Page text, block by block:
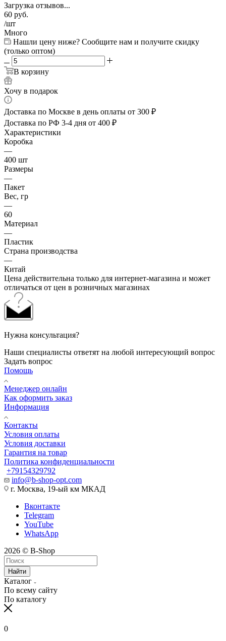
Загрузка отзывов...
60 руб.
/шт
Много
Нашли цену ниже? Сообщите нам и получите скидку
(только оптом)
В корзину
Хочу в подарок
Доставка по Москве в день оплаты от 300 ₽
Доставка по РФ 3-4 дня от 400 ₽
Характеристики
Коробка
—
400 шт
Размеры
—
Пакет
Вес, гр
—
60
Материал
—
Пластик
Страна производства
—
Китай
Цена действительна только для интернет-магазина и может
отличаться от цен в розничных магазинах
Нужна консультация?
Наши специалисты ответят на любой интересующий вопрос
Задать вопрос
Помощь
Менеджер онлайн
Как оформить заказ
Информация
Контакты
Условия оплаты
Условия доставки
Гарантия на товар
Политика конфиденциальности
+79154329792
info@b-shop-opt.com
г. Москва, 19-ый км МКАД
Вконтакте
Telegram
YouTube
WhatsApp
2026 © B-Shop
Найти
Каталог
По всему сайту
По каталогу
0